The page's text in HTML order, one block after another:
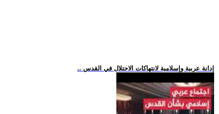
.. إدانة عربية وإسلامية لانتهاكات الاحتلال في القدس